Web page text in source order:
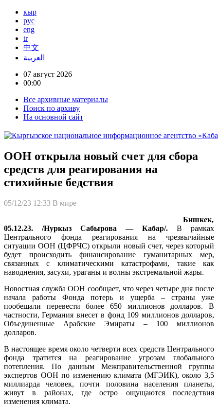
кыр
рус
eng
tr
中文
العربية
07 август 2026
00:00
Все архивные материалы
Поиск по архиву
На основной сайт
ООН открыла новый счет для сбора
средств для реагирования на
стихийные бедствия
05/12/23 12:33 В мире
Бишкек,
05.12.23. /Нуркыз Сабырова — Кабар/. В рамках
Центрального фонда реагирования на чрезвычайные
ситуации ООН (ЦФРЧС) открыли новый счет, через который
будет происходить финансирование гуманитарных мер,
связанных с климатическими катастрофами, такие как
наводнения, засухи, ураганы и волны экстремальной жары.
Новостная служба ООН сообщает, что через четыре дня после
начала работы Фонда потерь и ущерба – страны уже
пообещали перевести более 650 миллионов долларов. В
частности, Германия внесет в фонд 109 миллионов долларов,
Объединенные Арабские Эмираты – 100 миллионов
долларов.
В настоящее время около четверти всех средств Центрального
фонда тратится на реагирование угрозам глобального
потепления. По данным Межправительственной группы
экспертов ООН по изменению климата (МГЭИК), около 3,5
миллиарда человек, почти половина населения планеты,
живут в районах, где остро ощущаются последствия
изменения климата.